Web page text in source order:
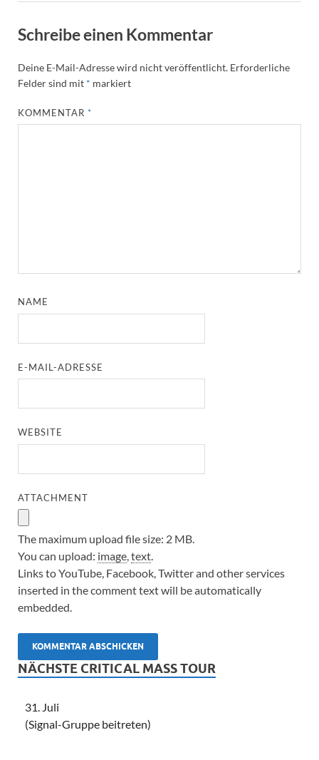
Schreibe einen Kommentar
Deine E-Mail-Adresse wird nicht veröffentlicht. Erforderliche
Felder sind mit * markiert
KOMMENTAR*
NAME
E-MAIL-ADRESSE
WEBSITE
ATTACHMENT
The maximum upload file size: 2 MB.
You can upload: image,text.
Links to YouTube, Facebook, Twitter and other services
inserted in the comment text will be automatically
embedded.
NÄCHSTE CRITICAL MASS TOUR
31. Juli
(Signal-Gruppe beitreten)